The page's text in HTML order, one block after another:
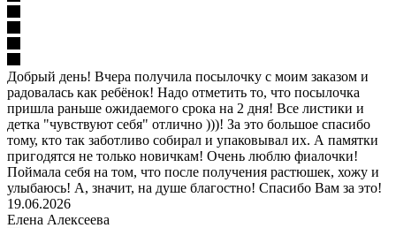
Добрый день! Вчера получила посылочку с моим заказом и
радовалась как ребёнок! Надо отметить то, что посылочка
пришла раньше ожидаемого срока на 2 дня! Все листики и
детка "чувствуют себя" отлично )))! За это большое спасибо
тому, кто так заботливо собирал и упаковывал их. А памятки
пригодятся не только новичкам! Очень люблю фиалочки!
Поймала себя на том, что после получения растюшек, хожу и
улыбаюсь! А, значит, на душе благостно! Спасибо Вам за это!
19.06.2026
Елена Алексеева